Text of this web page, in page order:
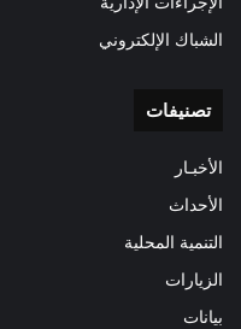
الشباك الإلكتروني
تصنيفات
الأخبـار
الأحداث
التنمية المحلية
الزيارات
بيانات